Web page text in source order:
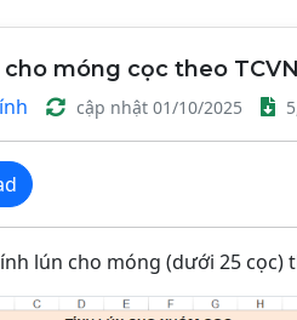
móng cọc theo
cập nhật 01/10/2025
lún cho móng (dưới 25 cọc)